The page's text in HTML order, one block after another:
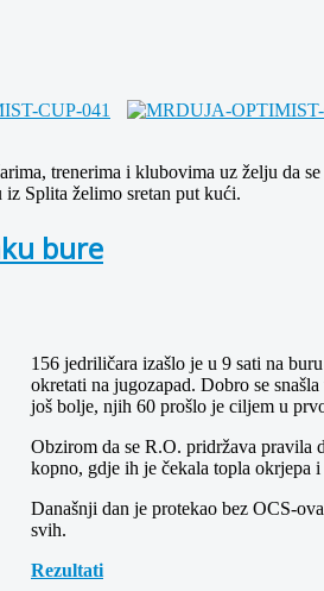
trenerima i klubovima uz želju da
Splita želimo sretan put kući.
bure
156 jedriličara izašlo je u 9 sati na
okretati na jugozapad. Dobro se
još bolje, njih 60 prošlo je ciljem u
Obzirom da se R.O. pridržava pravila
kopno, gdje ih je čekala topla okrjepa i
Današnji dan je protekao bez OCS-
svih.
Rezultati